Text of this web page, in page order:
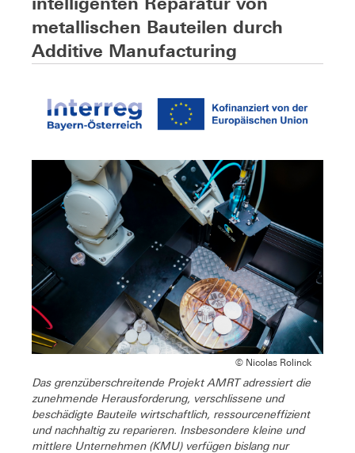
metallischen Bauteilen durch
Additive Manufacturing
© Nicolas Rolinck
Das grenzüberschreitende Projekt AMRT adressiert die
zunehmende Herausforderung, verschlissene und
beschädigte Bauteile wirtschaftlich, ressourceneffizient
und nachhaltig zu reparieren. Insbesondere kleine und
mittlere Unternehmen (KMU) verfügen bislang nur